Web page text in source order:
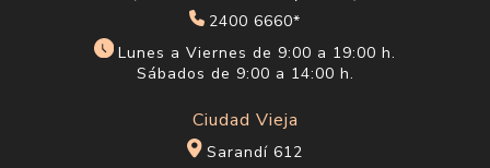
2400 6660*
Lunes a Viernes de 9:00 a 19:00 h.
Sábados de 9:00 a 14:00 h.
Ciudad Vieja
Sarandí 612